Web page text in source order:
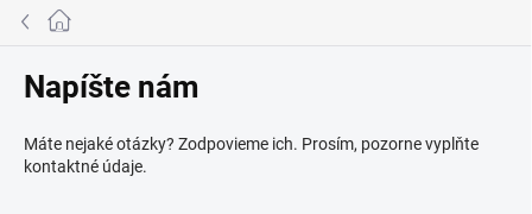
Domov
Napíšte nám
Máte nejaké otázky? Zodpovieme ich. Prosím, pozorne vyplňte
kontaktné údaje.